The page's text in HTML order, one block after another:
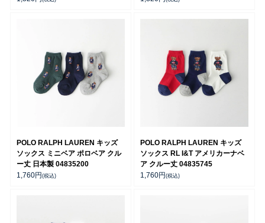
POLO RALPH LAUREN キッズ
ソックス ミニベア ポロベア クル
ー丈 日本製 04835200
1,760円 (税込)
POLO RALPH LAUREN キッズ
ソックス RL I&T アメリカーナベ
ア クルー丈 04835745
1,760円 (税込)